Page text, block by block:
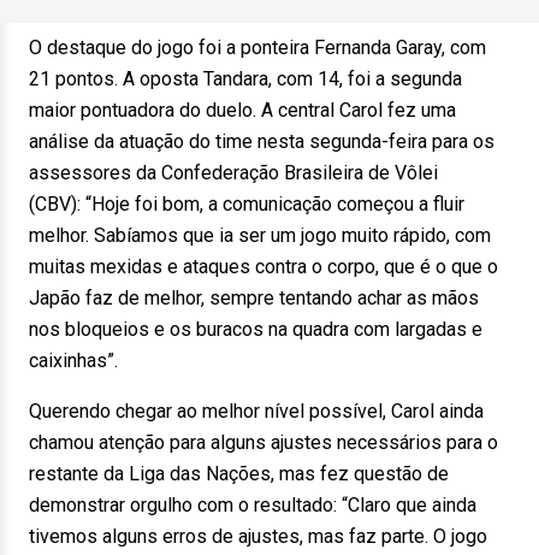
O destaque do jogo foi a ponteira Fernanda Garay, com
21 pontos. A oposta Tandara, com 14, foi a segunda
maior pontuadora do duelo. A central Carol fez uma
análise da atuação do time nesta segunda-feira para os
assessores da Confederação Brasileira de Vôlei
(CBV): “Hoje foi bom, a comunicação começou a fluir
melhor. Sabíamos que ia ser um jogo muito rápido, com
muitas mexidas e ataques contra o corpo, que é o que o
Japão faz de melhor, sempre tentando achar as mãos
nos bloqueios e os buracos na quadra com largadas e
caixinhas”.
Querendo chegar ao melhor nível possível, Carol ainda
chamou atenção para alguns ajustes necessários para o
restante da Liga das Nações, mas fez questão de
demonstrar orgulho com o resultado: “Claro que ainda
tivemos alguns erros de ajustes, mas faz parte. O jogo